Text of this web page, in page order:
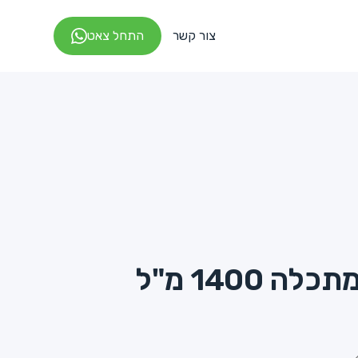
צור קשר התחל צאט